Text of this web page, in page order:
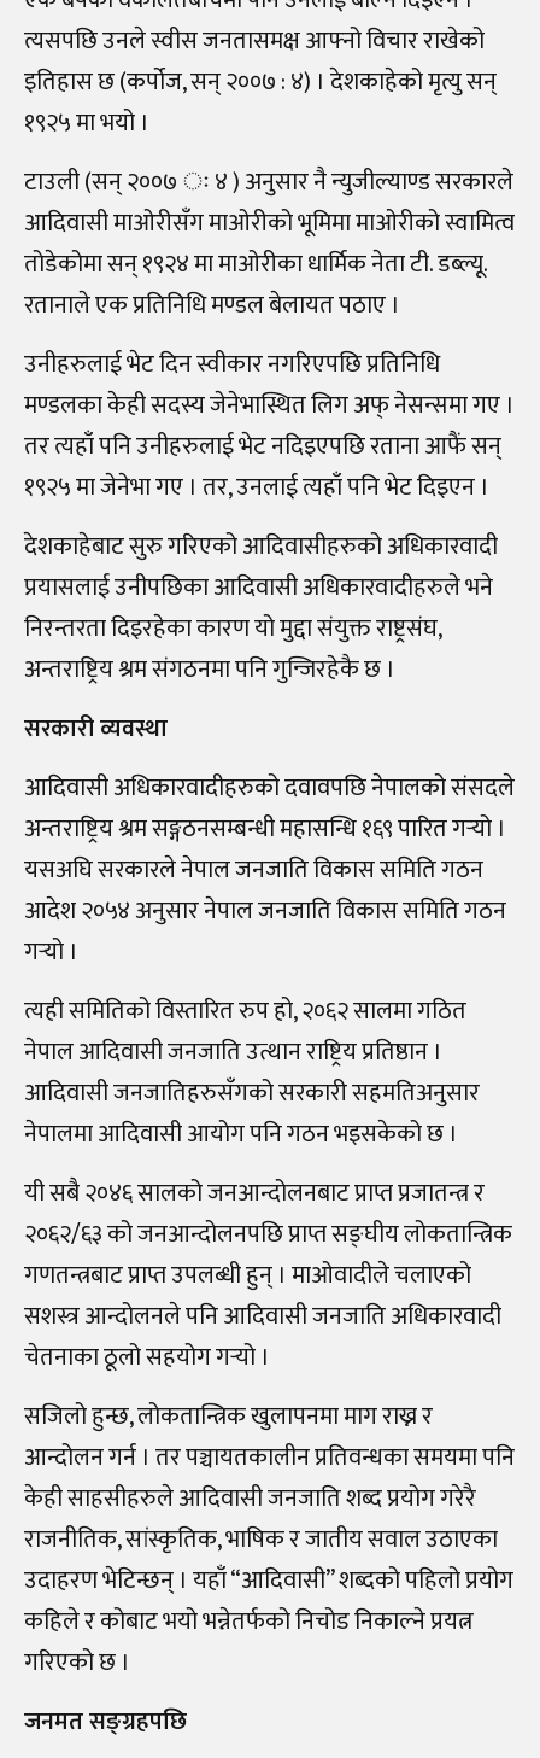
त्यसपछि उनले स्वीस जनतासमक्ष आफ्नो विचार राखेको
इतिहास छ (कर्पोज, सन् २००७ : ४) । देशकाहेको मृत्यु सन्
१९२५ मा भयो ।
टाउली (सन् २००७ ः ४ ) अनुसार नै न्युजील्याण्ड सरकारले
आदिवासी माओरीसँग माओरीको भूमिमा माओरीको स्वामित्व
तोडेकोमा सन् १९२४ मा माओरीका धार्मिक नेता टी. डब्ल्यू.
रतानाले एक प्रतिनिधि मण्डल बेलायत पठाए ।
उनीहरुलाई भेट दिन स्वीकार नगरिएपछि प्रतिनिधि
मण्डलका केही सदस्य जेनेभास्थित लिग अफ् नेसन्समा गए ।
तर त्यहाँ पनि उनीहरुलाई भेट नदिइएपछि रताना आफैं सन्
१९२५ मा जेनेभा गए । तर, उनलाई त्यहाँ पनि भेट दिइएन ।
देशकाहेबाट सुरु गरिएको आदिवासीहरुको अधिकारवादी
प्रयासलाई उनीपछिका आदिवासी अधिकारवादीहरुले भने
निरन्तरता दिइरहेका कारण यो मुद्दा संयुक्त राष्ट्रसंघ,
अन्तराष्ट्रिय श्रम संगठनमा पनि गुन्जिरहेकै छ ।
सरकारी व्यवस्था
आदिवासी अधिकारवादीहरुको दवावपछि नेपालको संसदले
अन्तराष्ट्रिय श्रम सङ्गठनसम्बन्धी महासन्धि १६९ पारित गर्‍यो ।
यसअघि सरकारले नेपाल जनजाति विकास समिति गठन
आदेश २०५४ अनुसार नेपाल जनजाति विकास समिति गठन
गर्‍यो ।
त्यही समितिको विस्तारित रुप हो, २०६२ सालमा गठित
नेपाल आदिवासी जनजाति उत्थान राष्ट्रिय प्रतिष्ठान ।
आदिवासी जनजातिहरुसँगको सरकारी सहमतिअनुसार
नेपालमा आदिवासी आयोग पनि गठन भइसकेको छ ।
यी सबै २०४६ सालको जनआन्दोलनबाट प्राप्त प्रजातन्त्र र
२०६२/६३ को जनआन्दोलनपछि प्राप्त सङ्घीय लोकतान्त्रिक
गणतन्त्रबाट प्राप्त उपलब्धी हुन् । माओवादीले चलाएको
सशस्त्र आन्दोलनले पनि आदिवासी जनजाति अधिकारवादी
चेतनाका ठूलो सहयोग गर्‍यो ।
सजिलो हुन्छ, लोकतान्त्रिक खुलापनमा माग राख्न र
आन्दोलन गर्न । तर पञ्चायतकालीन प्रतिवन्धका समयमा पनि
केही साहसीहरुले आदिवासी जनजाति शब्द प्रयोग गरेरै
राजनीतिक, सांस्कृतिक, भाषिक र जातीय सवाल उठाएका
उदाहरण भेटिन्छन् । यहाँ “आदिवासी” शब्दको पहिलो प्रयोग
कहिले र कोबाट भयो भन्नेतर्फको निचोड निकाल्ने प्रयत्न
गरिएको छ ।
जनमत सङ्ग्रहपछि